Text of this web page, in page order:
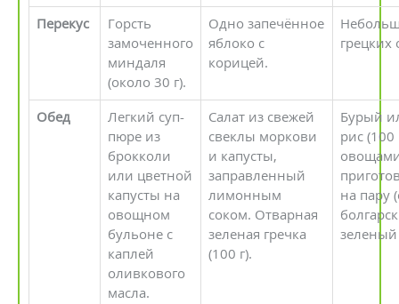
Перекус
Горсть
замоченного
миндаля
(около 30 г).
Одно запечённое
яблоко с
корицей.
грецких
Обед
Легкий суп-
пюре из
брокколи
или цветной
капусты на
овощном
бульоне с
каплей
оливкового
масла.
Салат из свежей
свеклы моркови
и капусты,
заправленный
лимонным
соком. Отварная
зеленая гречка
(100 г).
Бурый
рис (100
на пару